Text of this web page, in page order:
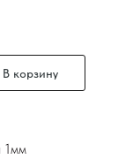
В корзину
1мм